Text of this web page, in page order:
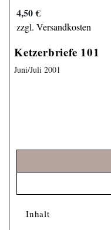
4,50 €
zzgl. Versandkosten
Ketzerbriefe 101
Juni/Juli 2001
Inhalt